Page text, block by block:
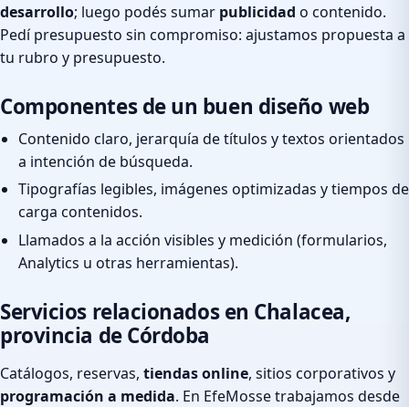
desarrollo; luego podés sumar publicidad o contenido.
Pedí presupuesto sin compromiso: ajustamos propuesta a
tu rubro y presupuesto.
Componentes de un buen diseño web
Contenido claro, jerarquía de títulos y textos orientados
a intención de búsqueda.
Tipografías legibles, imágenes optimizadas y tiempos de
carga contenidos.
Llamados a la acción visibles y medición (formularios,
Analytics u otras herramientas).
Servicios relacionados en Chalacea,
provincia de Córdoba
Catálogos, reservas, tiendas online, sitios corporativos y
programación a medida. En EfeMosse trabajamos desde